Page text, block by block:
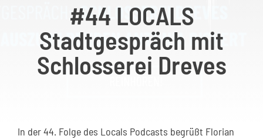
#44 LOCALS
Stadtgespräch mit
Schlosserei Dreves
In der 44. Folge des Locals Podcasts begrüßt Florian